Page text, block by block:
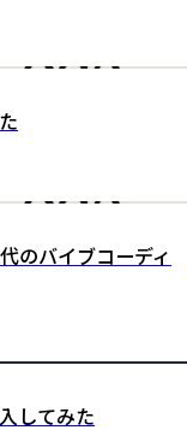
のバイブコーディ
してみた